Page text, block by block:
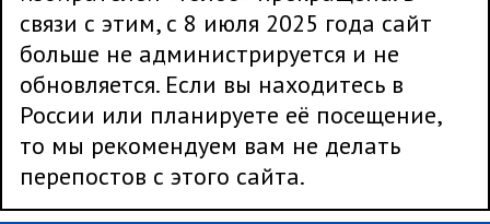
связи с этим, с 8 июля 2025 года сайт
больше не администрируется и не
обновляется. Если вы находитесь в
России или планируете её посещение,
то мы рекомендуем вам не делать
перепостов с этого сайта.